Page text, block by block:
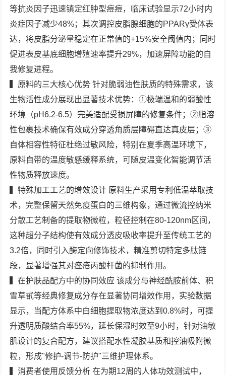
等抗炎因子迅速镇定红肿型痘痘，临床试验显示72小时内
炎症因子减少48%；其次调控皮脂腺细胞的PPARγ受体表
达，将皮脂分泌量稳定在正常值的+15%安全阈值内；同时
促进表皮基底细胞增殖速率提升29%，加速屏障功能的自
我修复进程。
▍原料的三大核心优势 针对脆弱油性肤质的特殊需求，该
生物活性成分展现出显著技术优势：①极端温和的弱酸性
环境（pH6.2-6.5）完美适配受损屏障的修复条件；②脂溶
性包裹技术确保有效成分穿透角质层障碍直达真皮层；③
自体相容性特征杜绝过敏风险，特别在夏季高温环境下，
原料自带的温度敏感缓释系统，可随皮温变化智能调节活
性物质释放速度。
▍特殊加工工艺的增效设计 原料生产采用专利低温萃取技
术，完整保留天然免疫蛋白的三维构象，通过微流控纳米
分散工艺制备的提取物微粒，粒径控制在80-120nm区间，
这种超分子结构使有效成分透皮吸收率提升至传统工艺的
3.2倍，同时引入酶定向修饰技术，精准剪切特定多肽链
段，显著增强其对痤疮丙酸杆菌的抑制作用。
▍在护肤品配方中的协同效应 该成分与神经酰胺前体、积
雪草甙等经典修复成分存在显著协同增效作用，实验数据
显示，当配方体系中白细胞提取物浓度达到0.8%时，可提
升透明质酸结合率55%，延长保湿时效至9小时，针对油敏
肌设计的复合配方，建议搭配水性凝胶基质和控油吸附微
粒，形成"修护-调节-防护"三维护理体系。
▍消费者使用反馈分析 在为期12周的人体功效测试中，